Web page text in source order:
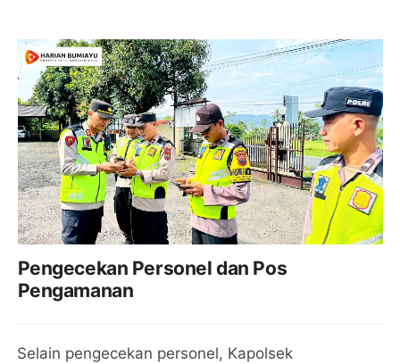
Pengecekan Personel dan Pos
Pengamanan
Selain pengecekan personel, Kapolsek